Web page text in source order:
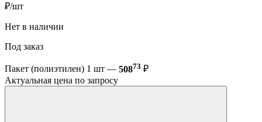
₽/шт
Нет в наличии
Под заказ
Пакет (полиэтилен) 1 шт — 50873 ₽
Актуальная цена по запросу